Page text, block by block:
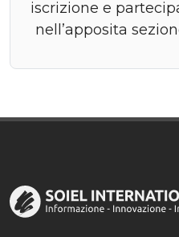
iscrizione e
nell’apposita